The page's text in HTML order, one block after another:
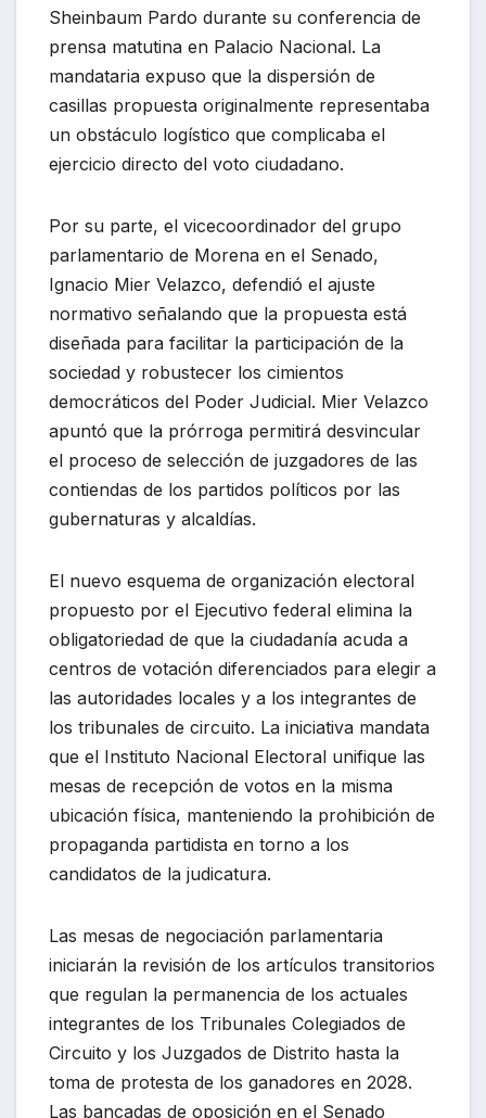
Sheinbaum Pardo durante su conferencia de
prensa matutina en Palacio Nacional. La
mandataria expuso que la dispersión de
casillas propuesta originalmente representaba
un obstáculo logístico que complicaba el
ejercicio directo del voto ciudadano.
Por su parte, el vicecoordinador del grupo
parlamentario de Morena en el Senado,
Ignacio Mier Velazco, defendió el ajuste
normativo señalando que la propuesta está
diseñada para facilitar la participación de la
sociedad y robustecer los cimientos
democráticos del Poder Judicial. Mier Velazco
apuntó que la prórroga permitirá desvincular
el proceso de selección de juzgadores de las
contiendas de los partidos políticos por las
gubernaturas y alcaldías.
El nuevo esquema de organización electoral
propuesto por el Ejecutivo federal elimina la
obligatoriedad de que la ciudadanía acuda a
centros de votación diferenciados para elegir a
las autoridades locales y a los integrantes de
los tribunales de circuito. La iniciativa mandata
que el Instituto Nacional Electoral unifique las
mesas de recepción de votos en la misma
ubicación física, manteniendo la prohibición de
propaganda partidista en torno a los
candidatos de la judicatura.
Las mesas de negociación parlamentaria
iniciarán la revisión de los artículos transitorios
que regulan la permanencia de los actuales
integrantes de los Tribunales Colegiados de
Circuito y los Juzgados de Distrito hasta la
toma de protesta de los ganadores en 2028.
Las bancadas de oposición en el Senado